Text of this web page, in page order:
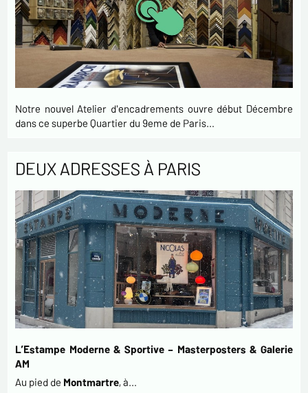
Notre nouvel Atelier d'encadrements ouvre début Décembre
dans ce superbe Quartier du 9eme de Paris…
DEUX ADRESSES À PARIS
L’Estampe Moderne & Sportive – Masterposters & Galerie
AM
Au pied de Montmartre, à…